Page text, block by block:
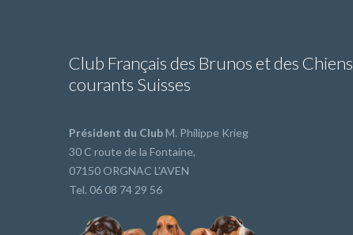
Club Français des Brunos et des Chiens
courants Suisses
Président du ClubM. Philippe Krieg
30 C route de la Fontaine,
07150 ORGNAC L'AVEN
Tel. 06 08 74 29 56